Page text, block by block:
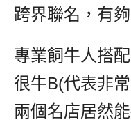
跨界聯名，有夠
專業飼牛人搭
很牛B(代表非
兩個名店居然